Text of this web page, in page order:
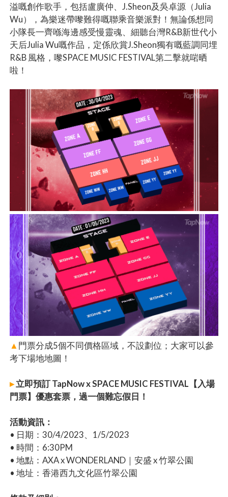
溢嘅創作歌手，包括盧廣仲、J.Sheon及吳卓源（Julia
Wu），為樂迷帶嚟難得嘅聯乘音樂派對！無論係想同
小隊長一齊喺海邊感受慢靈魂、細聽台灣R&B新世代小
天后Julia Wu嘅作品，定係欣賞J.Sheon獨有嘅藍調同埋
R&B 風格，嚟SPACE MUSIC FESTIVAL第二擊就啱晒
啦！
▲ 門票分成5個不同價格區域，不設劃位；大家可以參
考下場地地圖！
▸立即預訂 TapNow x SPACE MUSIC FESTIVAL【入場
門票】優惠套票，過一個難忘假日！
活動資訊：
• 日期：30/4/2023、1/5/2023
• 時間：6:30PM
• 地點：AXA x WONDERLAND｜安盛 x 竹翠公園
• 地址：香港西九文化區竹翠公園